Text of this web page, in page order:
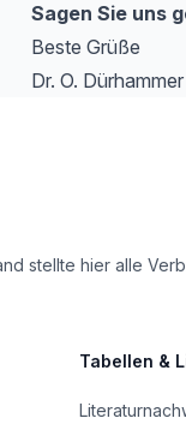
Sagen Sie uns
Beste Grüße
Dr. O. Dürhammer
stellte hier alle
Tabellen &